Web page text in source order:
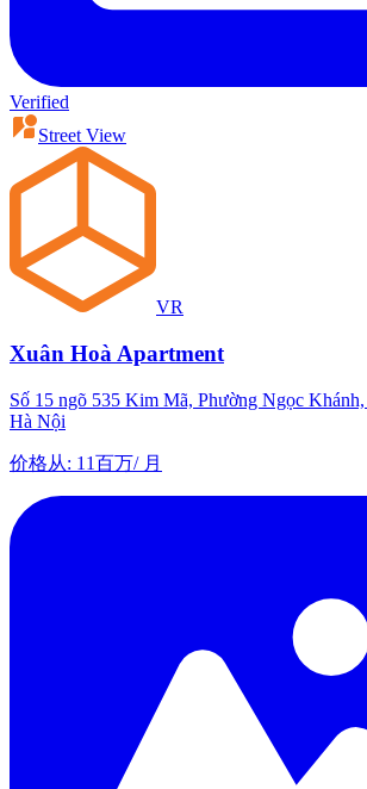
Verified
Street View
VR
Xuân Hoà Apartment
Số 15 ngõ 535 Kim Mã, Phường Ngọc
Hà Nội
价格从: 11百万/月